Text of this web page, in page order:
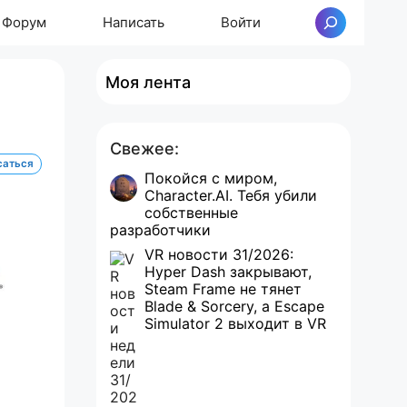
Форум Написать Войти Поиск
Моя лента
Свежее:
Покойся с миром,
Character.AI. Тебя убили
собственные
разработчики
VR новости 31/2026:
Hyper Dash закрывают,
Steam Frame не тянет
Blade & Sorcery, а Escape
Simulator 2 выходит в VR